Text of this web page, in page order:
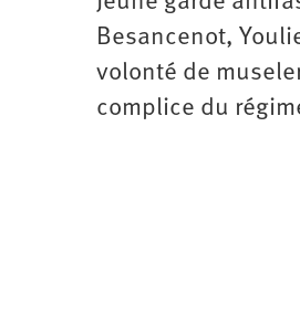
Besancenot,
volonté de
complice du